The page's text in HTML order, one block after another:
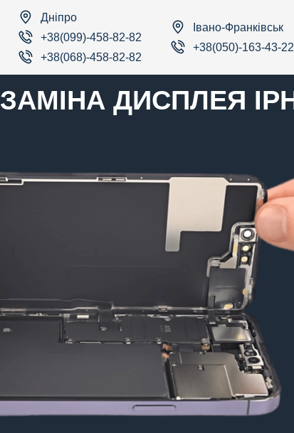
Дніпро
+38(099)-458-82-82
+38(068)-458-82-82
Івано-Франківськ
+38(050)-163-43-22
ЗАМІНА ДИСПЛЕЯ